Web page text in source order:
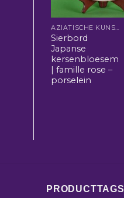
Sierbord
Japanse
kersenbloesem
| famille rose –
porselein
PRODUCTTAGS